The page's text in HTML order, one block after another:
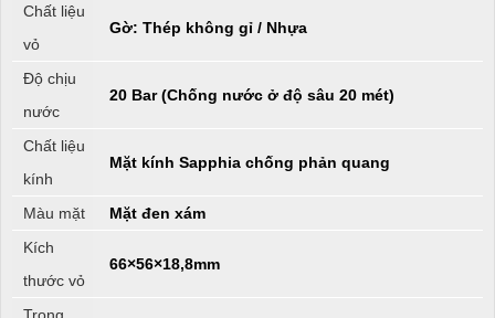
Chất liệu
vỏ
Gờ: Thép không gỉ / Nhựa
Độ chịu
nước
20 Bar (Chống nước ở độ sâu 20 mét)
Chất liệu
kính
Mặt kính Sapphia chống phản quang
Màu mặt
Mặt đen xám
Kích
thước vỏ
66×56×18,8mm
Trọng